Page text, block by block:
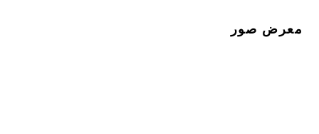
معرض صور